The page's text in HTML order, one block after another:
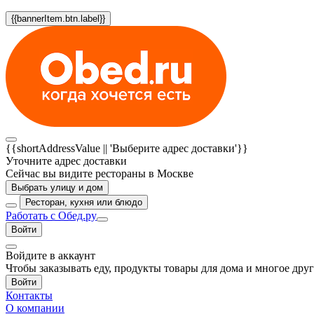
{{bannerItem.btn.label}}
{{shortAddressValue || 'Выберите адрес доставки'}}
Уточните адрес доставки
Сейчас вы видите рестораны в Москве
Выбрать улицу и дом
Ресторан, кухня или блюдо
Работать с Обед.ру
Войти
Войдите в аккаунт
Чтобы заказывать еду, продукты товары для дома и многое
Войти
Контакты
О компании